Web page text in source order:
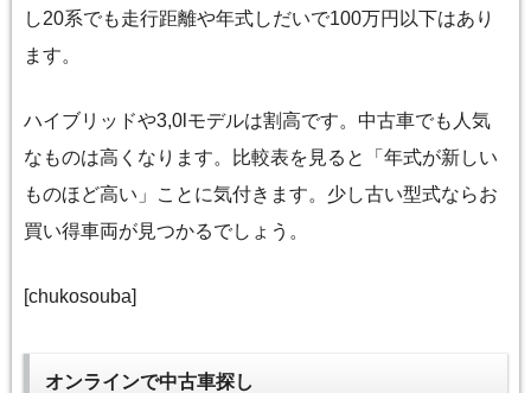
し20系でも走行距離や年式しだいで100万円以下はあり
ます。
ハイブリッドや3,0lモデルは割高です。中古車でも人気
なものは高くなります。比較表を見ると「年式が新しい
ものほど高い」ことに気付きます。少し古い型式ならお
買い得車両が見つかるでしょう。
[chukosouba]
オンラインで中古車探し